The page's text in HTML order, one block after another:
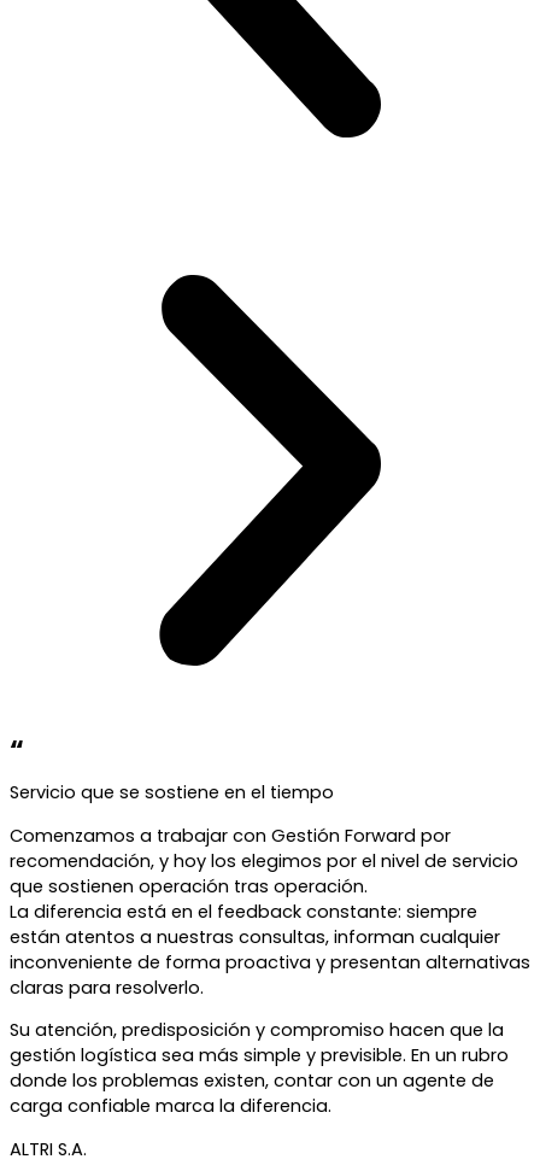
“
Servicio que se sostiene en el tiempo
Comenzamos a trabajar con Gestión Forward por
recomendación, y hoy los elegimos por el nivel de servicio
que sostienen operación tras operación.
La diferencia está en el feedback constante: siempre
están atentos a nuestras consultas, informan cualquier
inconveniente de forma proactiva y presentan alternativas
claras para resolverlo.
Su atención, predisposición y compromiso hacen que la
gestión logística sea más simple y previsible. En un rubro
donde los problemas existen, contar con un agente de
carga confiable marca la diferencia.
ALTRI S.A.